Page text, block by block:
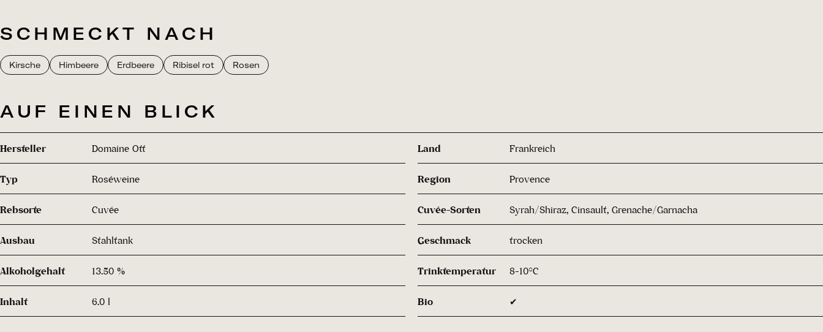
SCHMECKT NACH
Kirsche Himbeere Erdbeere Ribisel rot Rosen
AUF EINEN BLICK
Hersteller Domaine Ott Land Frankreich
Typ Roséweine Region Provence
Rebsorte Cuvée Cuvée-Sorten Syrah/Shiraz, Cinsault, Grenache/Garnacha
Ausbau Stahltank Geschmack trocken
Alkoholgehalt 13.50 % Trinktemperatur 8-10°C
Inhalt 6.0 l Bio ✔